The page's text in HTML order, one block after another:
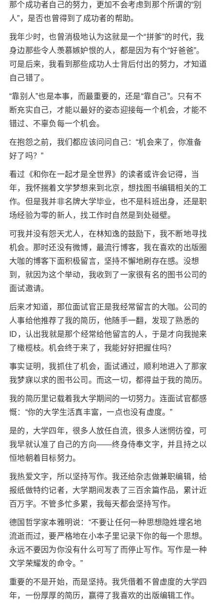
那个成功者自己的努力，更加不会考虑到那个所谓的“别
人”，是否也曾得到了成功者的帮助。
我年少时，也曾消极地认为这就是一个“拼爹”的时代，我
身边那些令人羡慕嫉妒恨的人，都是因为有个“好爸爸”。
可是后来，我看到那些成功人士背后付出的努力，才知道
自己错了。
“靠别人”也是本事，而最重要的，还是“靠自己”。只有不
断充实自己，才能以最好的姿态迎接每一个机会，才能不
错过、不辜负每一个机会。
在抱怨之前，我们都应该问问自己：“机会来了，你准备
好了吗？”
看过《和你在一起才是全世界》的读者或许会记得，当
年，我怀揣着文学梦想来到北京，想找图书编辑相关的工
作。但是我并非名牌大学毕业，也不是科班出身，还是职
场经验为零的新人，找工作时自然是到处碰壁。
可我并没有怨天尤人，在林知逸的鼓励下，我不断地寻找
机会。那时还没有微博，最流行博客，我在喜欢的出版圈
大咖的博客下面积极留言，坚持不懈地刷存在感。没想
到，就因为这个举动，我收到了一家很有名的图书公司的
面试邀请。
后来才知道，那位面试官正是我经常留言的大咖。公司的
人事给他推荐了我的简历，他随手一翻，发现了熟悉的
ID，认出我就是那个经常给他留言的人，于是才向我抛来
了橄榄枝。机会终于来了，我能好好把握住吗？
事实证明，我抓住了机会，面试通过，顺利地进入了那家
我梦寐以求的图书公司。而这一切，都得益于我的简历。
我的简历里记载着我大学期间的一切努力。连面试官都感
慨：“你的大学生活真丰富，一点也没有虚度。”
是的，大学四年，很多人放任自流，很多人迷惘彷徨，可
我早就认准了自己的方向——终身侍奉文字，并且持之以
恒地朝着目标努力。
我热爱文字，所以坚持写作。我还给杂志做兼职编辑，给
报纸做特约记者，大学期间发表了三百余篇作品，累计近
百万字。不管多忙多累，我每天都会坚持写作。
德国哲学家本雅明说：“不要让任何一种思想隐姓埋名地
流逝而过，要严格地在小本子里记录下你的每一个思想。
永远不要因为你没有什么可写了而停止写作。写作是一种
文学荣耀发的命令。”
重要的不是开始，而是坚持。我凭借着不曾虚度的大学四
年，一份厚厚的简历，赢得了我喜欢的出版编辑工作。